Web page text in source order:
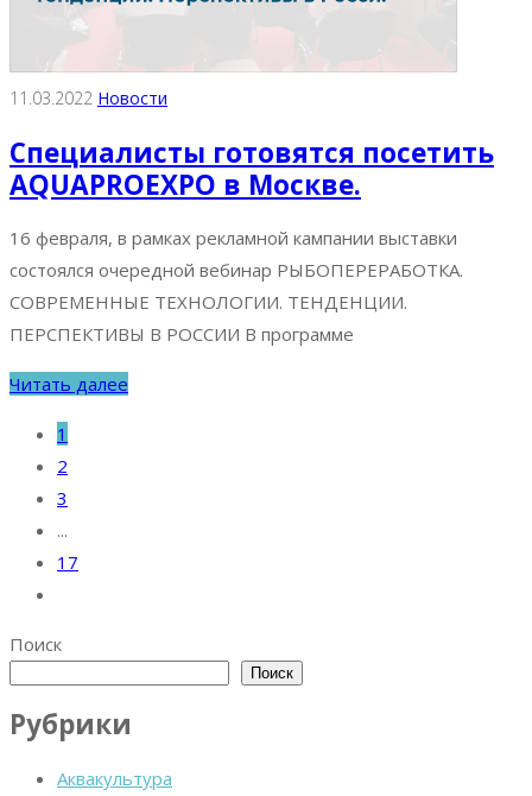
11.03.2022 Новости
Специалисты готовятся посетить
AQUAPROEXPO в Москве.
16 февраля, в рамках рекламной кампании выставки
состоялся очередной вебинар РЫБОПЕРЕРАБОТКА.
СОВРЕМЕННЫЕ ТЕХНОЛОГИИ. ТЕНДЕНЦИИ.
ПЕРСПЕКТИВЫ В РОССИИ В программе
Читать далее
1
2
3
...
17
Поиск
Поиск
Рубрики
Аквакультура